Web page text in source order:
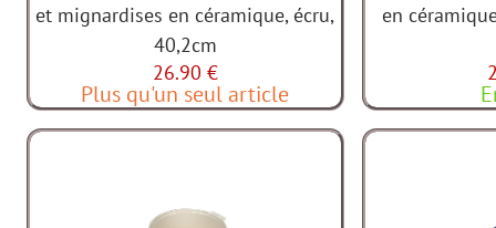
et mignardises en céramique, écru,
40,2cm
26.90 €
Plus qu'un seul article
en